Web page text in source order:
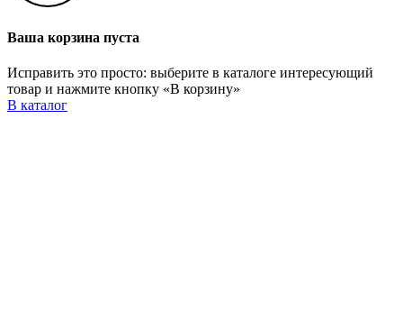
Ваша корзина пуста
Исправить это просто: выберите в каталоге интересующий
товар и нажмите кнопку «В корзину»
В каталог